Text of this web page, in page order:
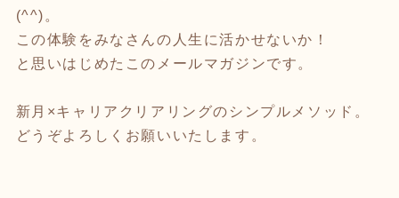
(^^)。
この体験をみなさんの人生に活かせないか！
と思いはじめたこのメールマガジンです。
新月×キャリアクリアリングのシンプルメソッド。
どうぞよろしくお願いいたします。